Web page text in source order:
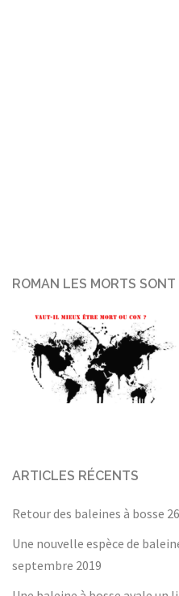
ROMAN LES MORTS SONT
ARTICLES RÉCENTS
Retour des baleines à bosse
Une nouvelle espèce de
septembre 2019